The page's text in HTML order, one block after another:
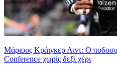
Μάριους Κράιγκερ Λιντ: Ο
Conference χωρίς δεξί χέρι